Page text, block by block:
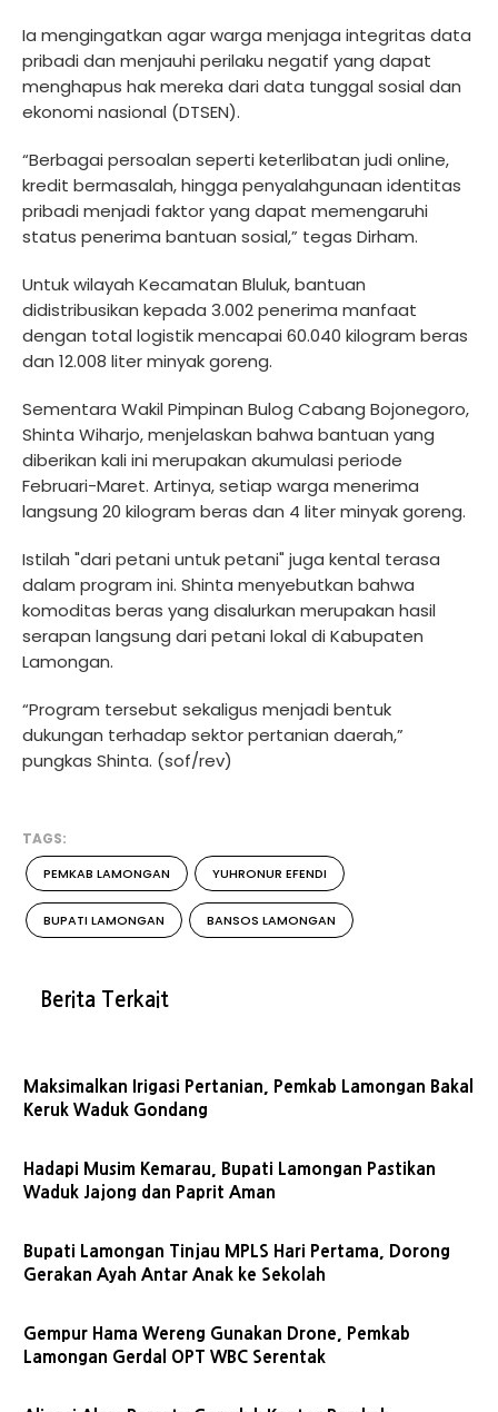
Ia mengingatkan agar warga menjaga integritas data
pribadi dan menjauhi perilaku negatif yang dapat
menghapus hak mereka dari data tunggal sosial dan
ekonomi nasional (DTSEN).
“Berbagai persoalan seperti keterlibatan judi online,
kredit bermasalah, hingga penyalahgunaan identitas
pribadi menjadi faktor yang dapat memengaruhi
status penerima bantuan sosial,” tegas Dirham.
Untuk wilayah Kecamatan Bluluk, bantuan
didistribusikan kepada 3.002 penerima manfaat
dengan total logistik mencapai 60.040 kilogram beras
dan 12.008 liter minyak goreng.
Sementara Wakil Pimpinan Bulog Cabang Bojonegoro,
Shinta Wiharjo, menjelaskan bahwa bantuan yang
diberikan kali ini merupakan akumulasi periode
Februari-Maret. Artinya, setiap warga menerima
langsung 20 kilogram beras dan 4 liter minyak goreng.
Istilah "dari petani untuk petani" juga kental terasa
dalam program ini. Shinta menyebutkan bahwa
komoditas beras yang disalurkan merupakan hasil
serapan langsung dari petani lokal di Kabupaten
Lamongan.
“Program tersebut sekaligus menjadi bentuk
dukungan terhadap sektor pertanian daerah,”
pungkas Shinta. (sof/rev)
TAGS:
PEMKAB LAMONGAN YUHRONUR EFENDI
BUPATI LAMONGAN BANSOS LAMONGAN
Berita Terkait
Maksimalkan Irigasi Pertanian, Pemkab Lamongan Bakal
Keruk Waduk Gondang
Hadapi Musim Kemarau, Bupati Lamongan Pastikan
Waduk Jajong dan Paprit Aman
Bupati Lamongan Tinjau MPLS Hari Pertama, Dorong
Gerakan Ayah Antar Anak ke Sekolah
Gempur Hama Wereng Gunakan Drone, Pemkab
Lamongan Gerdal OPT WBC Serentak